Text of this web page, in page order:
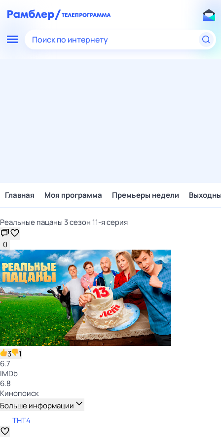
Поиск по интернету
Главная Моя программа Премьеры недели
Реальные пацаны 3 сезон 11-я серия
0
3
1
6.7
IMDb
6.8
Кинопоиск
Больше информации
ТНТ4